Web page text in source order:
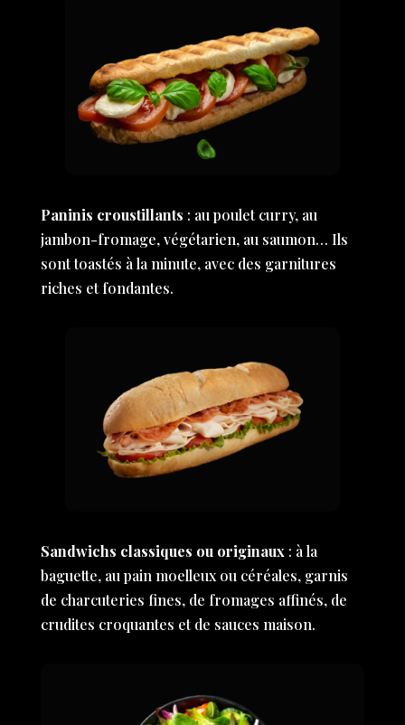
Paninis croustillants : au poulet curry, au
jambon-fromage, végétarien, au saumon… Ils
sont toastés à la minute, avec des garnitures
riches et fondantes.
Sandwichs classiques ou originaux : à la
baguette, au pain moelleux ou céréales, garnis
de charcuteries fines, de fromages affinés, de
crudites croquantes et de sauces maison.